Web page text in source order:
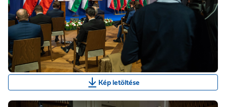
Kép letöltése